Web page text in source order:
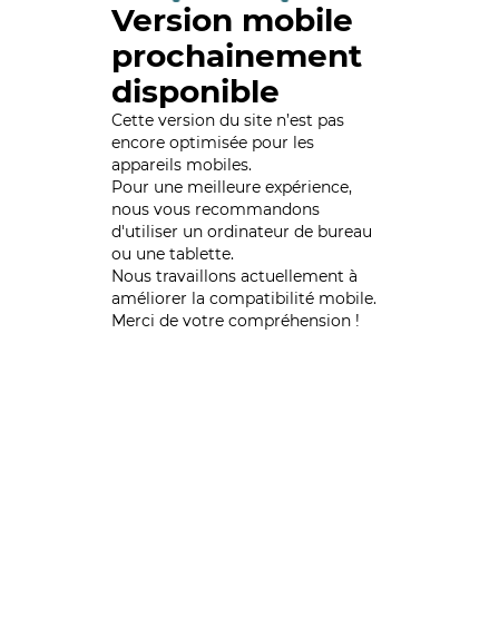
Version mobile
prochainement
disponible
Cette version du site n’est pas
encore optimisée pour les
appareils mobiles.
Pour une meilleure expérience,
nous vous recommandons
d'utiliser un ordinateur de bureau
ou une tablette.
Nous travaillons actuellement à
améliorer la compatibilité mobile.
Merci de votre compréhension !